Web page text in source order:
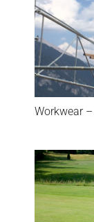
Workwear